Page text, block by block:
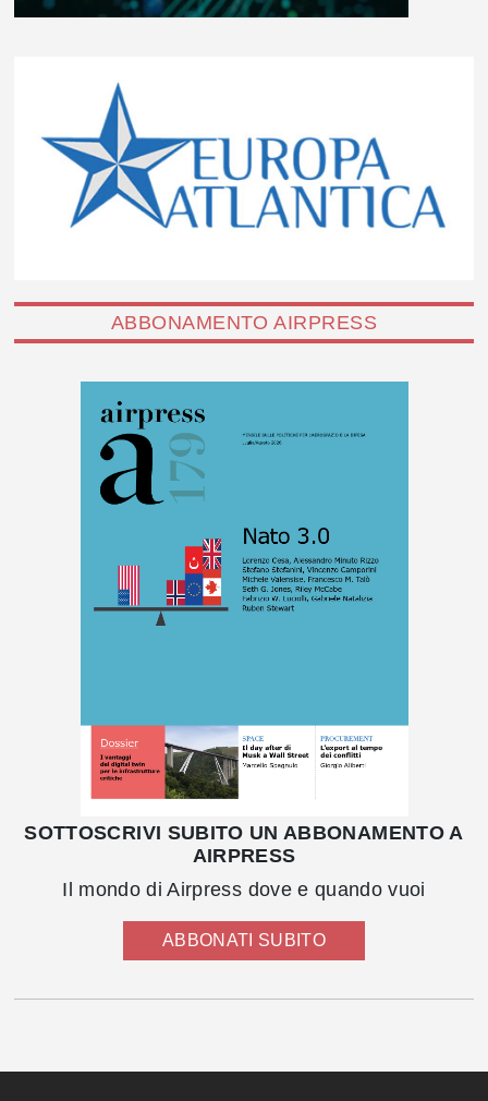
ABBONAMENTO AIRPRESS
SOTTOSCRIVI SUBITO UN ABBONAMENTO A
AIRPRESS
Il mondo di Airpress dove e quando vuoi
ABBONATI SUBITO